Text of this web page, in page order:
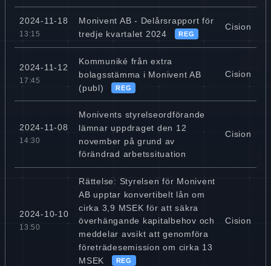
2024-11-18
13:15
Monivent AB - Delårsrapport för
tredje kvartalet 2024
REG
Cision
2024-11-12
17:45
Kommuniké från extra
bolagsstämma i Monivent AB
(publ)
REG
Cision
2024-11-08
14:30
Monivents styrelseordförande
lämnar uppdraget den 12
november på grund av
förändrad arbetssituation
Cision
2024-10-10
13:50
Rättelse: Styrelsen för Monivent
AB upptar konvertibelt lån om
cirka 3,9 MSEK för att säkra
överhängande kapitalbehov och
meddelar avsikt att genomföra
företrädesemission om cirka 13
MSEK
REG
Cision